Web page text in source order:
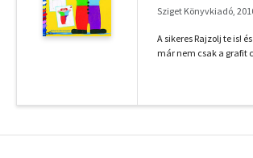
Sziget Könyvkiadó,
A sikeres Rajzolj te is!
már nem csak a grafit